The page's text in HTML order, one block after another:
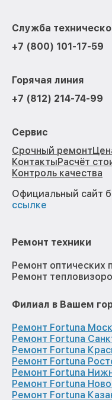
Служба
+7 (800) 101-17-59
Горячая линия
+7 (812) 214-74-99
Сервис
Срочный ремонт
КонтактыРасчёт
Контроль качества
Официальный сайт
ссылке
Ремонт техники
Ремонт оптических
Ремонт
Филиал в Вашем
Ремонт Fortuna
Ремонт Fortuna
Ремонт Fortuna
Ремонт Fortuna
Ремонт Fortuna
Ремонт Fortuna
Ремонт Fortuna